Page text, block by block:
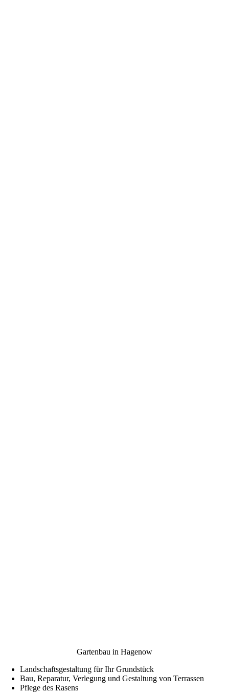
Gartenbau in Hagenow
Landschaftsgestaltung für Ihr Grundstück
Bau, Reparatur, Verlegung und Gestaltung von Terrassen
Pflege des Rasens